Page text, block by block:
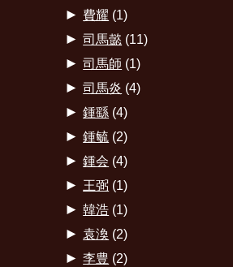
► 費耀 (1)
► 司馬懿 (11)
► 司馬師 (1)
► 司馬炎 (4)
► 鍾繇 (4)
► 鍾毓 (2)
► 鍾会 (4)
► 王弼 (1)
► 韓浩 (1)
► 袁渙 (2)
► 李豊 (2)